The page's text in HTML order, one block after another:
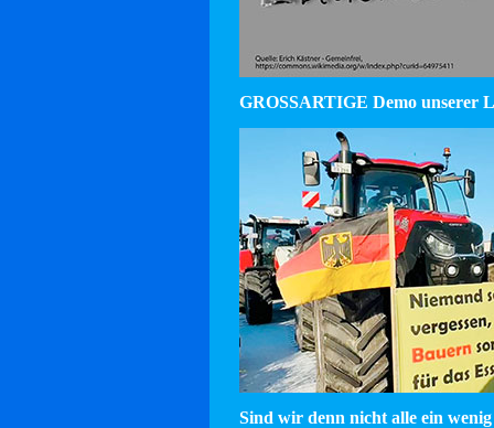
GROSSARTIGE Demo unserer
Sind wir denn nicht alle ein wenig